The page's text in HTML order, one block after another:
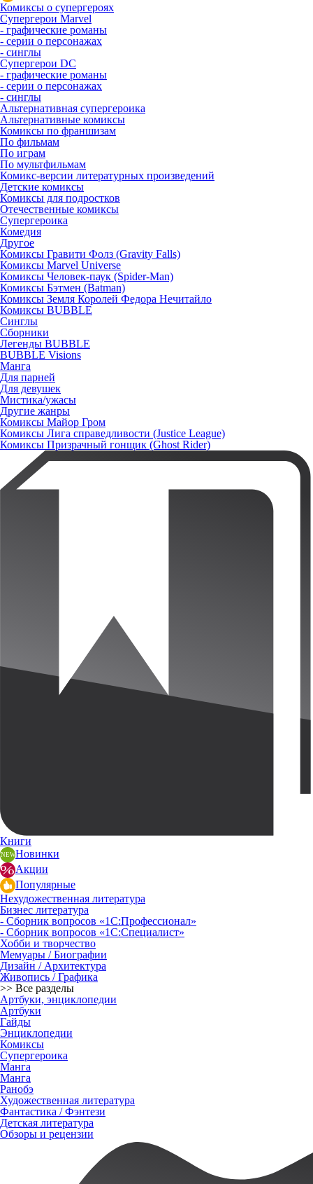
Комиксы о супергероях
Супергерои Marvel
- графические романы
- серии о персонажах
- синглы
Супергерои DC
- графические романы
- серии о персонажах
- синглы
Альтернативная супергероика
Альтернативные комиксы
Комиксы по франшизам
По фильмам
По играм
По мультфильмам
Комикс-версии литературных произведений
Детские комиксы
Комиксы для подростков
Отечественные комиксы
Супергероика
Комедия
Другое
Комиксы Гравити Фолз (Gravity Falls)
Комиксы Marvel Universe
Комиксы Человек-паук (Spider-Man)
Комиксы Бэтмен (Batman)
Комиксы Земля Королей Федора Нечитайло
Комиксы BUBBLE
Синглы
Сборники
Легенды BUBBLE
BUBBLE Visions
Манга
Для парней
Для девушек
Мистика/ужасы
Другие жанры
Комиксы Майор Гром
Комиксы Лига справедливости (Justice League)
Комиксы Призрачный гонщик (Ghost Rider)
Книги
Новинки
Акции
Популярные
Нехудожественная литература
Бизнес литература
- Сборник вопросов «1С:Профессионал»
- Сборник вопросов «1С:Специалист»
Хобби и творчество
Мемуары / Биографии
Дизайн / Архитектура
Живопись / Графика
>> Все разделы
Артбуки, энциклопедии
Артбуки
Гайды
Энциклопедии
Комиксы
Супергероика
Манга
Манга
Ранобэ
Художественная литература
Фантастика / Фэнтези
Детская литература
Обзоры и рецензии